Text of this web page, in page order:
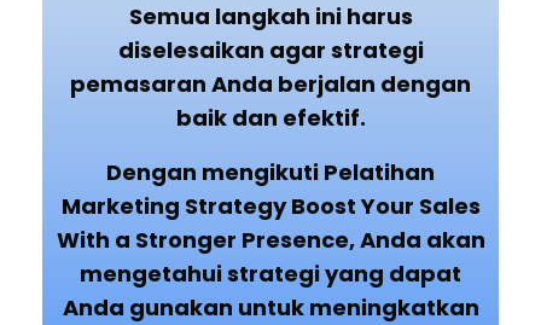
Semua langkah ini harus
diselesaikan agar strategi
pemasaran Anda berjalan dengan
baik dan efektif.
Dengan mengikuti Pelatihan
Marketing Strategy Boost Your Sales
With a Stronger Presence, Anda akan
mengetahui strategi yang dapat
Anda gunakan untuk meningkatkan